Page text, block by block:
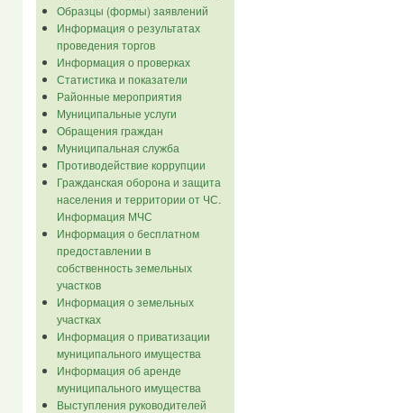
Образцы (формы) заявлений
Информация о результатах
проведения торгов
Информация о проверках
Статистика и показатели
Районные мероприятия
Муниципальные услуги
Обращения граждан
Муниципальная служба
Противодействие коррупции
Гражданская оборона и защита
населения и территории от ЧС.
Информация МЧС
Информация о бесплатном
предоставлении в
собственность земельных
участков
Информация о земельных
участках
Информация о приватизации
муниципального имущества
Информация об аренде
муниципального имущества
Выступления руководителей